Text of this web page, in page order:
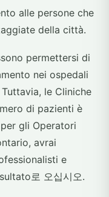
alle persone che
della città.
permettersi di
nei ospedali
le Cliniche
di pazienti è
gli Operatori
avrai
e
로 오십시오.